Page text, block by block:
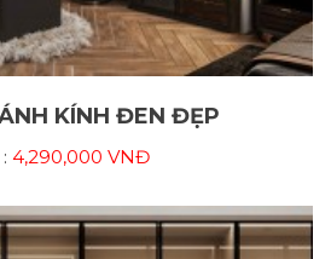
KÍNH ĐEN ĐẸP
4,290,000 VNĐ